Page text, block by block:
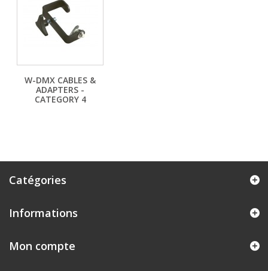
W-DMX CABLES &
ADAPTERS -
CATEGORY 4
Catégories
Informations
Mon compte